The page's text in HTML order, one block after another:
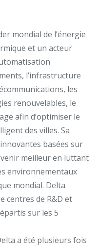
mondial de l’énergie
et un acteur
l’infrastructure
les
renouvelables, le
afin d’optimiser le
des villes. Sa
basées sur
meilleur en luttant
environnementaux
mondial. Delta
centres de R&D et
sur les 5
a été plusieurs fois